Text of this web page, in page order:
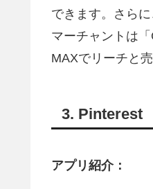
できます。さら
マーチャントは
MAXでリーチと
3. Pinterest
アプリ紹介：